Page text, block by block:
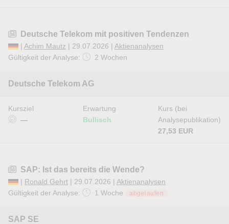
Deutsche Telekom mit positiven Tendenzen
| Achim Mautz | 29.07.2026 | Aktienanalysen
Gültigkeit der Analyse:
2 Wochen
Deutsche Telekom AG
Kursziel
—
Erwartung
Bullisch
Kurs (bei
Analysepublikation)
27,53 EUR
SAP: Ist das bereits die Wende?
| Ronald Gehrt | 29.07.2026 | Aktienanalysen
Gültigkeit der Analyse:
1 Woche abgelaufen
SAP SE